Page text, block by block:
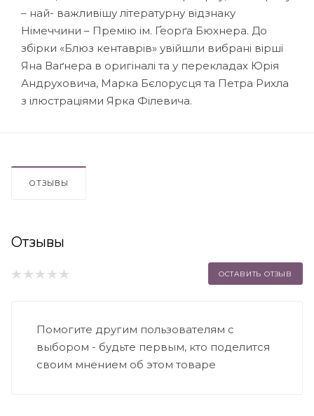
– най- важливішу літературну відзнаку
Німеччини – Премію ім. Ґеорґа Бюхнера. До
збірки «Блюз кентаврів» увійшли вибрані вірші
Яна Ваґнера в оригіналі та у перекладах Юрія
Андруховича, Марка Бєлорусця та Петра Рихла
з ілюстраціями Ярка Філевича.
ОТЗЫВЫ
Отзывы
ОСТАВИТЬ ОТЗЫВ
Помогите другим пользователям с
выбором - будьте первым, кто поделится
своим мнением об этом товаре